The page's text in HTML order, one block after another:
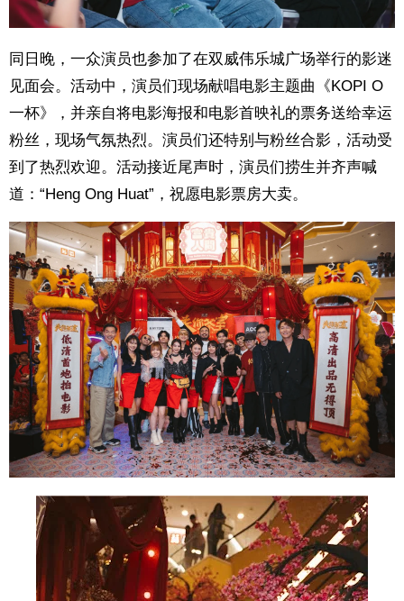
同日晚，一众演员也参加了在双威伟乐城广场举行的影迷
见面会。活动中，演员们现场献唱电影主题曲《KOPI O
一杯》，并亲自将电影海报和电影首映礼的票务送给幸运
粉丝，现场气氛热烈。演员们还特别与粉丝合影，活动受
到了热烈欢迎。活动接近尾声时，演员们捞生并齐声喊
道：“Heng Ong Huat”，祝愿电影票房大卖。